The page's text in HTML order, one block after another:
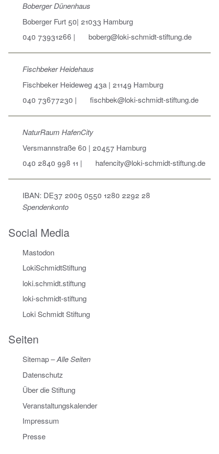
Boberger Dünenhaus
Boberger Furt 50| 21033 Hamburg
040 73931266 | boberg@loki-schmidt-stiftung.de
Fischbeker Heidehaus
Fischbeker Heideweg 43a | 21149 Hamburg
040 73677230 | fischbek@loki-schmidt-stiftung.de
NaturRaum HafenCity
Versmannstraße 60 | 20457 Hamburg
040 2840 998 11 | hafencity@loki-schmidt-stiftung.de
IBAN: DE37 2005 0550 1280 2292 28
Spendenkonto
Social Media
Mastodon
LokiSchmidtStiftung
loki.schmidt.stiftung
loki-schmidt-stiftung
Loki Schmidt Stiftung
Seiten
Sitemap–Alle Seiten
Datenschutz
Über die Stiftung
Veranstaltungskalender
Impressum
Presse